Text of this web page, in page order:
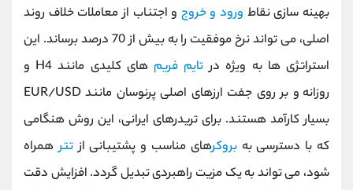
بهینه ‌سازی نقاط ورود و خروج و اجتناب از معاملات خلاف روند
اصلی، می ‌تواند نرخ موفقیت را به بیش از 70 درصد برساند. این
استراتژی ‌ها به ‌ویژه در تایم ‌فریم‌
های کلیدی مانند H4 و
روزانه و بر روی جفت ‌ارزهای اصلی پرنوسان مانند EUR/USD
بسیار کارآمد هستند. برای تریدرهای ایرانی، این روش هنگامی
که با دسترسی بهبروکرهای مناسب و پشتیبانی ازتترهمراه
شود، می ‌تواند به یک مزیت راهبردی تبدیل گردد. افزایش دقت